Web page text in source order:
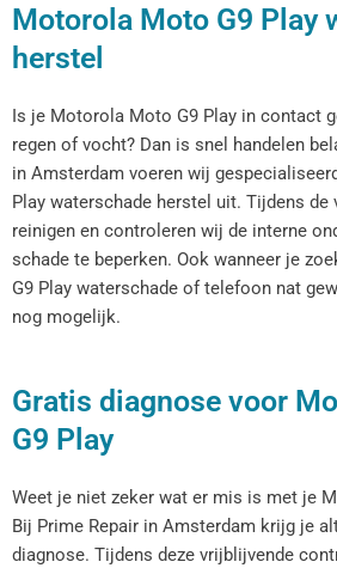
Motorola Moto G9 Play
herstel
Is je Motorola Moto G9 Play in contact
regen of vocht? Dan is snel handelen
in Amsterdam voeren wij
Play waterschade herstel uit. Tijdens de
reinigen en controleren wij de interne
schade te beperken. Ook wanneer je
G9 Play waterschade of telefoon nat
nog mogelijk.
Gratis diagnose voor
G9 Play
Weet je niet zeker wat er mis is met je
Bij Prime Repair in Amsterdam krijg je
diagnose. Tijdens deze vrijblijvende